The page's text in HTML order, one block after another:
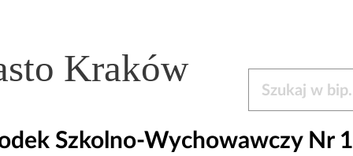
Kraków
Szkolno-Wychowawczy Nr 1